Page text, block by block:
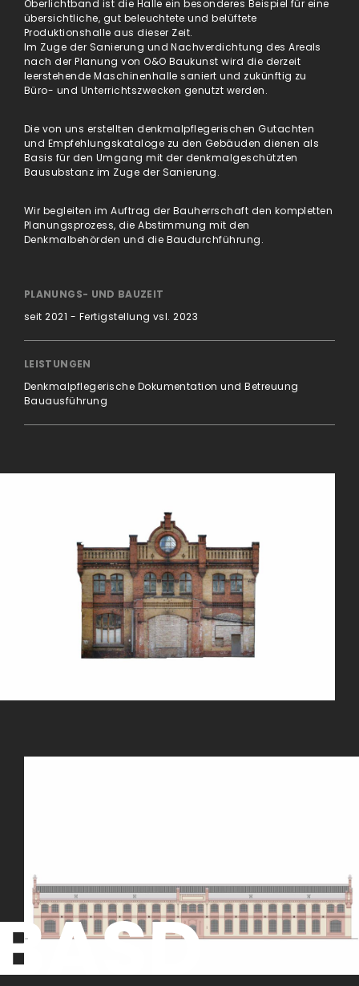
Oberlichtband ist die Halle ein besonderes Beispiel für eine
übersichtliche, gut beleuchtete und belüftete
Produktionshalle aus dieser Zeit.
Im Zuge der Sanierung und Nachverdichtung des Areals
nach der Planung von O&O Baukunst wird die derzeit
leerstehende Maschinenhalle saniert und zukünftig zu
Büro- und Unterrichtszwecken genutzt werden.
Die von uns erstellten denkmalpflegerischen Gutachten
und Empfehlungskataloge zu den Gebäuden dienen als
Basis für den Umgang mit der denkmalgeschützten
Bausubstanz im Zuge der Sanierung.
Wir begleiten im Auftrag der Bauherrschaft den kompletten
Planungsprozess, die Abstimmung mit den
Denkmalbehörden und die Baudurchführung.
PLANUNGS- UND BAUZEIT
seit 2021 - Fertigstellung vsl. 2023
LEISTUNGEN
Denkmalpflegerische Dokumentation und Betreuung
Bauausführung